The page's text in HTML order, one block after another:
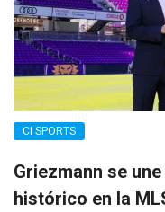
CI SPORTS
Griezmann se
histórico en la